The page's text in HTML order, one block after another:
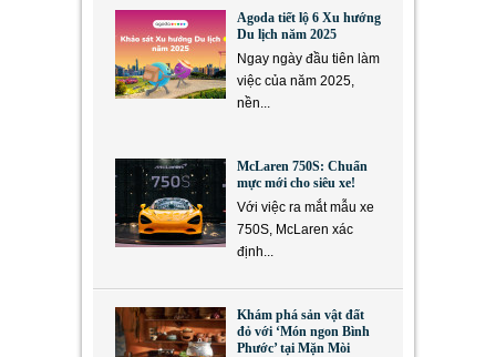
Agoda tiết lộ 6 Xu hướng
Du lịch năm 2025
Ngay ngày đầu tiên làm
việc của năm 2025,
nền...
McLaren 750S: Chuẩn
mực mới cho siêu xe!
Với việc ra mắt mẫu xe
750S, McLaren xác
định...
Khám phá sản vật đất
đỏ với ‘Món ngon Bình
Phước’ tại Mặn Mòi